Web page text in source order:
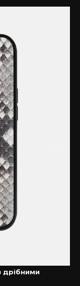
красиво
і одночасно
бути
під час
силікону із
міцний та
– чохол на
матиме
– Kartell
дрібними